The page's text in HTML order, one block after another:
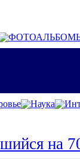
Наука
на